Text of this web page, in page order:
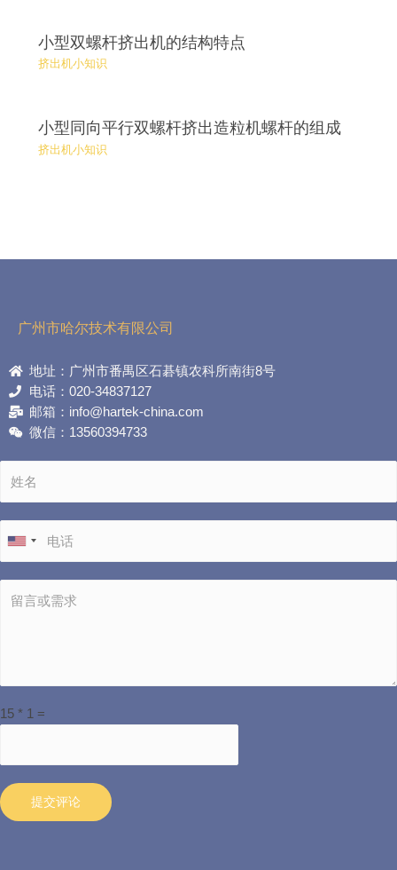
小型双螺杆挤出机的结构特点
挤出机小知识
小型同向平行双螺杆挤出造粒机螺杆的组成
挤出机小知识
广州市哈尔技术有限公司
地址：广州市番禺区石碁镇农科所南街8号
电话：020-34837127
邮箱：info@hartek-china.com
微信：13560394733
15 * 1 =
提交评论